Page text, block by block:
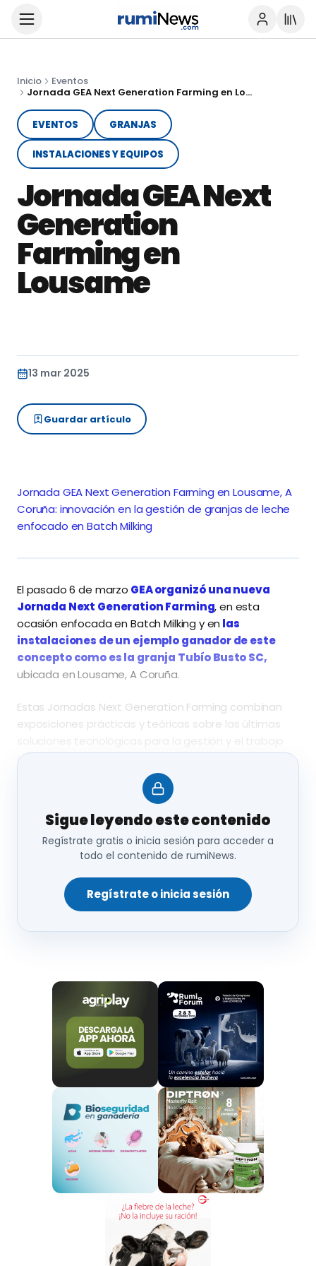
Inicio
Eventos
Jornada GEA Next Generation Farming en Lousame
EVENTOS GRANJAS
INSTALACIONES Y EQUIPOS
Jornada GEA Next
Generation
Farming en
Lousame
13 mar 2025
Guardar artículo
Jornada GEA Next Generation Farming en Lousame, A
Coruña: innovación en la gestión de granjas de leche
enfocado en Batch Milking
El pasado 6 de marzo GEA organizó una nueva
Jornada Next Generation Farming, en esta
ocasión enfocada en Batch Milking y en las
instalaciones de un ejemplo ganador de este
concepto como es la granja Tubío Busto SC,
ubicada en Lousame, A Coruña.
Estas Jornadas Next Generation Farming combinan
exposiciones prácticas y teóricas sobre las últimas
diario en las explotaciones ganaderas, siendo este
formato la manera perfecta para que los ganaderos
obtengan una visión 360º de hasta dónde podría
llegar su explotación con un real.
100 ganaderos de diversas zonas de
funcionamiento en vivo de una granja equipada con 8
robots DairyRobot R9600 de GEA, operando bajo el
sistema Batch Milking, que ha instalado Farming
Este innovador sistema permite la automatización del
ordeño por lotes, lo que mejora la eficiencia y facilita
la gestión de las ganaderías.
Durante la jornada, los asistentes tuvieron la
oportunidad deobservar el proceso de ordeño y
aprender sobre el manejo de la granja. Además,
charlas técnicasabordarontemas clave sobre
el ordeño automatizado por lotes, incluyendo las
ventajas y consideraciones del manejo de rebaños, el
diseño de instalaciones y criterios fundamentales
para una implementación exitosa. Uno de los
momentos más destacados fue la mesa redonda
con representantes de cinco ganaderías que ya
utilizan este sistema, quienes compartieron sus
Sigue leyendo este contenido
Regístrate gratis o inicia sesión para acceder a
todo el contenido de rumiNews.
Regístrate o inicia sesión